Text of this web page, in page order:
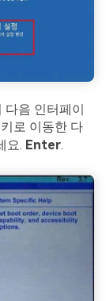
음 인터페이
로 이동한 다
요. Enter.